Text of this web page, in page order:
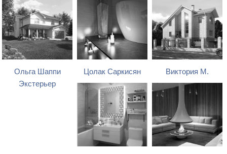
Ольга Шаппи
Экстерьер
Цолак Саркисян Виктория М.